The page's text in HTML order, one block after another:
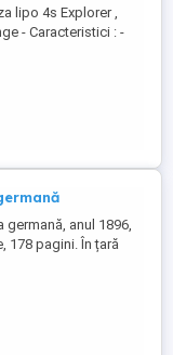
lipo 4s Explorer ,
- Caracteristici : -
800kv si 1250W
mah -
6 canale cu afisaj ,
de pe piata IA6B cu
lipo SkyRC original
germană, anul 1896,
178 pagini. În țară